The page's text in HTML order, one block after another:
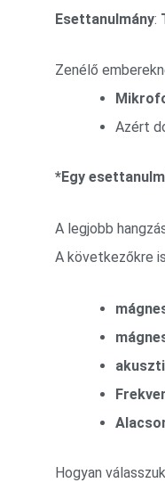
Esettanulmány:
Zenélő
Azért
*Egy
A legjobb
A következőkre
Hogyan